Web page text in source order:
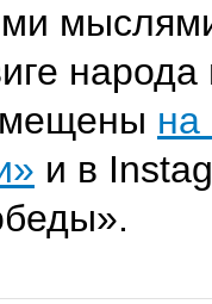
на
и в